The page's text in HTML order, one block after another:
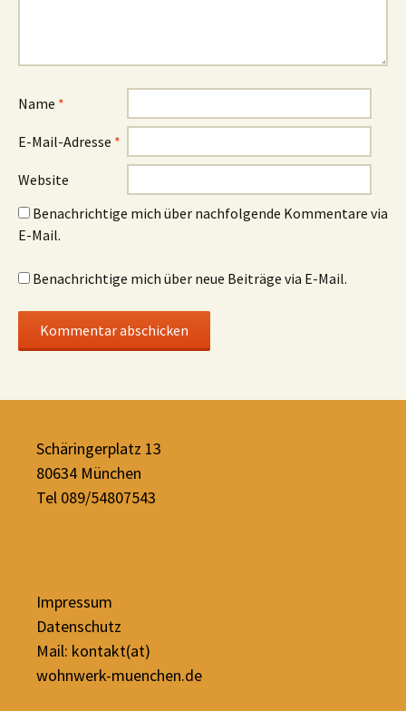
Name *
E-Mail-Adresse *
Website
Benachrichtige mich über nachfolgende Kommentare via
E-Mail.
Benachrichtige mich über neue Beiträge via E-Mail.
Schäringerplatz 13
80634 München
Tel 089/54807543
Impressum
Datenschutz
Mail: kontakt(at)
wohnwerk-muenchen.de